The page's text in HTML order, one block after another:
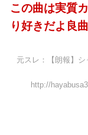
この曲は実質
り好きだよ良
元スレ：【朗報】
http://